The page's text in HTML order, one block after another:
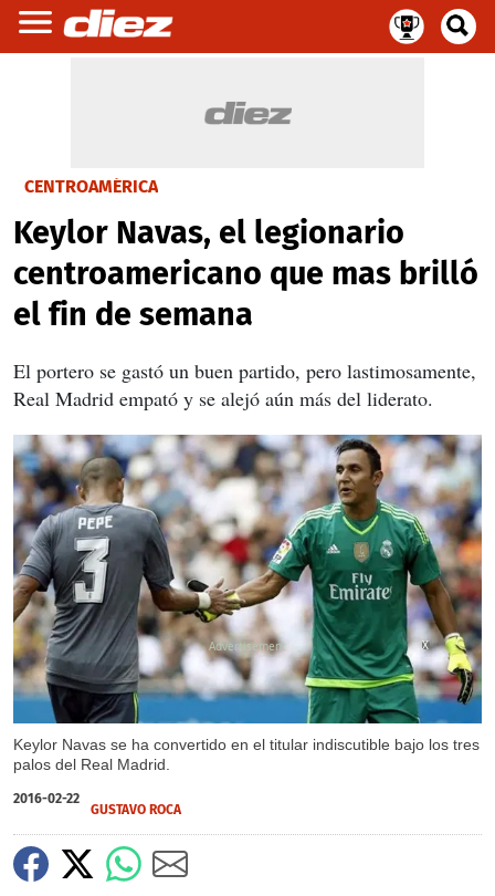
CENTROAMÉRICA
Keylor Navas, el legionario
centroamericano que mas brilló
el fin de semana
El portero se gastó un buen partido, pero lastimosamente,
Real Madrid empató y se alejó aún más del liderato.
Keylor Navas se ha convertido en el titular indiscutible bajo los tres
palos del Real Madrid.
X
2016-02-22
GUSTAVO ROCA